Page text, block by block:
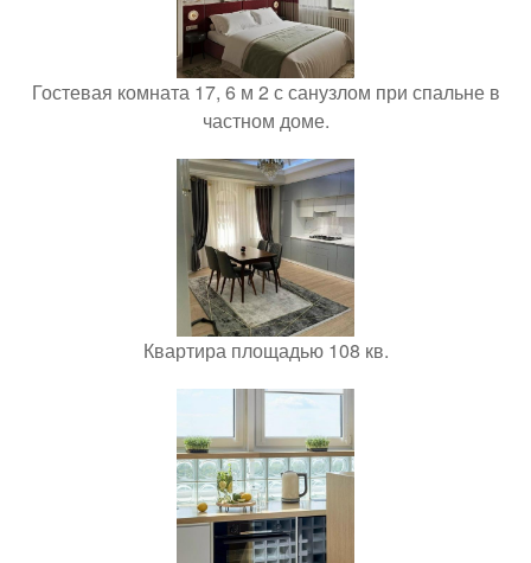
Гостевая комната 17, 6 м 2 с санузлом при спальне в
частном доме.
Квартира площадью 108 кв.